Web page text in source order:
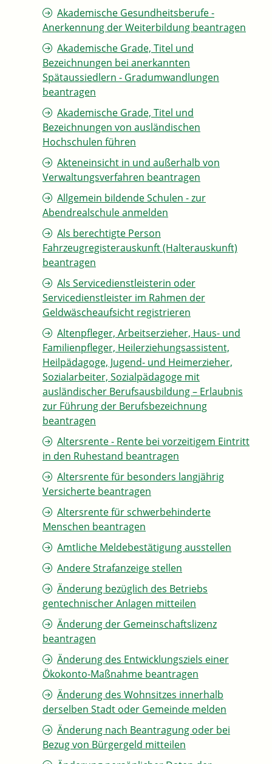
Akademische Gesundheitsberufe -
Anerkennung der Weiterbildung beantragen
Akademische Grade, Titel und
Bezeichnungen bei anerkannten
Spätaussiedlern - Gradumwandlungen
beantragen
Akademische Grade, Titel und
Bezeichnungen von ausländischen
Hochschulen führen
Akteneinsicht in und außerhalb von
Verwaltungsverfahren beantragen
Allgemein bildende Schulen - zur
Abendrealschule anmelden
Als berechtigte Person
Fahrzeugregisterauskunft (Halterauskunft)
beantragen
Als Servicedienstleisterin oder
Servicedienstleister im Rahmen der
Geldwäscheaufsicht registrieren
Altenpfleger, Arbeitserzieher, Haus- und
Familienpfleger, Heilerziehungsassistent,
Heilpädagoge, Jugend- und Heimerzieher,
Sozialarbeiter, Sozialpädagoge mit
ausländischer Berufsausbildung – Erlaubnis
zur Führung der Berufsbezeichnung
beantragen
Altersrente - Rente bei vorzeitigem Eintritt
in den Ruhestand beantragen
Altersrente für besonders langjährig
Versicherte beantragen
Altersrente für schwerbehinderte
Menschen beantragen
Amtliche Meldebestätigung ausstellen
Andere Strafanzeige stellen
Änderung bezüglich des Betriebs
gentechnischer Anlagen mitteilen
Änderung der Gemeinschaftslizenz
beantragen
Änderung des Entwicklungsziels einer
Ökokonto-Maßnahme beantragen
Änderung des Wohnsitzes innerhalb
derselben Stadt oder Gemeinde melden
Änderung nach Beantragung oder bei
Bezug von Bürgergeld mitteilen